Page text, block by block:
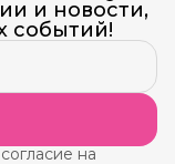
и новости,
событий!
на